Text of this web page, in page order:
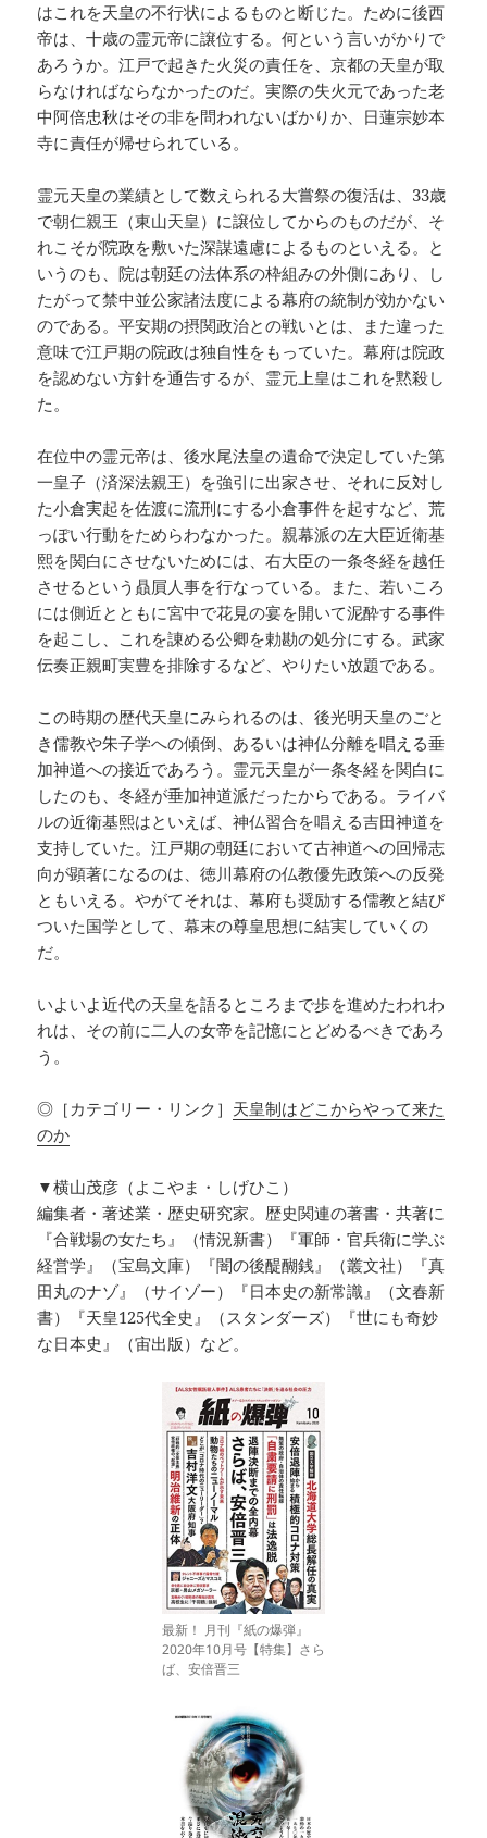
はこれを天皇の不行状によるものと断じた。ために後西
帝は、十歳の霊元帝に譲位する。何という言いがかりで
あろうか。江戸で起きた火災の責任を、京都の天皇が取
らなければならなかったのだ。実際の失火元であった老
中阿倍忠秋はその非を問われないばかりか、日蓮宗妙本
寺に責任が帰せられている。
霊元天皇の業績として数えられる大嘗祭の復活は、33歳
で朝仁親王（東山天皇）に譲位してからのものだが、そ
れこそが院政を敷いた深謀遠慮によるものといえる。と
いうのも、院は朝廷の法体系の枠組みの外側にあり、し
たがって禁中並公家諸法度による幕府の統制が効かない
のである。平安期の摂関政治との戦いとは、また違った
意味で江戸期の院政は独自性をもっていた。幕府は院政
を認めない方針を通告するが、霊元上皇はこれを黙殺し
た。
在位中の霊元帝は、後水尾法皇の遺命で決定していた第
一皇子（済深法親王）を強引に出家させ、それに反対し
た小倉実起を佐渡に流刑にする小倉事件を起すなど、荒
っぽい行動をためらわなかった。親幕派の左大臣近衛基
熙を関白にさせないためには、右大臣の一条冬経を越任
させるという贔屓人事を行なっている。また、若いころ
には側近とともに宮中で花見の宴を開いて泥酔する事件
を起こし、これを諌める公卿を勅勘の処分にする。武家
伝奏正親町実豊を排除するなど、やりたい放題である。
この時期の歴代天皇にみられるのは、後光明天皇のごと
き儒教や朱子学への傾倒、あるいは神仏分離を唱える垂
加神道への接近であろう。霊元天皇が一条冬経を関白に
したのも、冬経が垂加神道派だったからである。ライバ
ルの近衛基熙はといえば、神仏習合を唱える吉田神道を
支持していた。江戸期の朝廷において古神道への回帰志
向が顕著になるのは、徳川幕府の仏教優先政策への反発
ともいえる。やがてそれは、幕府も奨励する儒教と結び
ついた国学として、幕末の尊皇思想に結実していくの
だ。
いよいよ近代の天皇を語るところまで歩を進めたわれわ
れは、その前に二人の女帝を記憶にとどめるべきであろ
う。
◎［カテゴリー・リンク］ 天皇制はどこからやって来た
のか
▼横山茂彦（よこやま・しげひこ）
編集者・著述業・歴史研究家。歴史関連の著書・共著に
『合戦場の女たち』（情況新書）『軍師・官兵衛に学ぶ
経営学』（宝島文庫）『闇の後醍醐銭』（叢文社）『真
田丸のナゾ』（サイゾー）『日本史の新常識』（文春新
書）『天皇125代全史』（スタンダーズ）『世にも奇妙
な日本史』（宙出版）など。
最新！ 月刊『紙の爆弾』
2020年10月号【特集】さら
ば、安倍晋三